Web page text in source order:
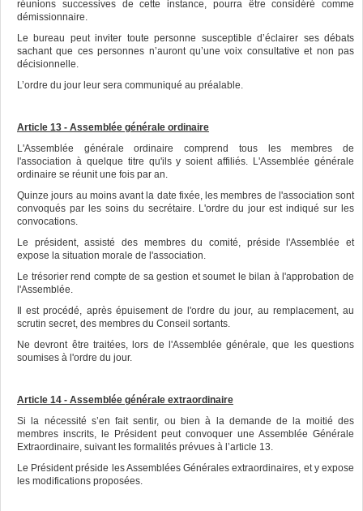
réunions successives de cette instance, pourra être considéré comme
démissionnaire.
Le bureau peut inviter toute personne susceptible d’éclairer ses débats
sachant que ces personnes n’auront qu’une voix consultative et non pas
décisionnelle.
L’ordre du jour leur sera communiqué au préalable.
Article 13 - Assemblée générale ordinaire
L'Assemblée générale ordinaire comprend tous les membres de
l'association à quelque titre qu'ils y soient affiliés. L'Assemblée générale
ordinaire se réunit une fois par an.
Quinze jours au moins avant la date fixée, les membres de l'association sont
convoqués par les soins du secrétaire. L'ordre du jour est indiqué sur les
convocations.
Le président, assisté des membres du comité, préside l'Assemblée et
expose la situation morale de l'association.
Le trésorier rend compte de sa gestion et soumet le bilan à l'approbation de
l'Assemblée.
Il est procédé, après épuisement de l'ordre du jour, au remplacement, au
scrutin secret, des membres du Conseil sortants.
Ne devront être traitées, lors de l'Assemblée générale, que les questions
soumises à l'ordre du jour.
Article 14 - Assemblée générale extraordinaire
Si la nécessité s’en fait sentir, ou bien à la demande de la moitié des
membres inscrits, le Président peut convoquer une Assemblée Générale
Extraordinaire, suivant les formalités prévues à l’article 13.
Le Président préside les Assemblées Générales extraordinaires, et y expose
les modifications proposées.